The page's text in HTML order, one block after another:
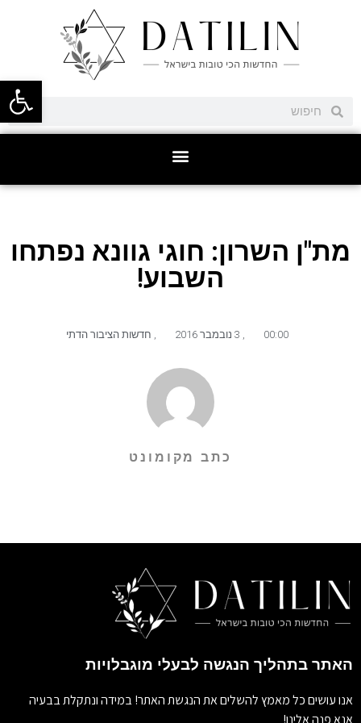
פתח
מת"ן השרון: חוגי גוונא נפתחו
השבוע!
00:00
,
, חדשות הציבור הדתי
כתב מקומונט
האתר בתהליך הנגשה לבעלי מוגבלויות
אנו עושים כל מאמץ להשלים את הנגשת האתר! במידה ונתקלת בבעיה
אנא פנה אלינו!